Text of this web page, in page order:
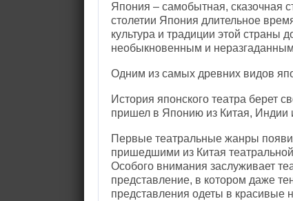
Япония – самобытная, сказочная
столетии Япония длительное
культура и традиции этой страны
необыкновенным и
Одним из самых древних видов
История японского театра берет
пришел в Японию из Китая, Индии
Первые театральные жанры
пришедшими из Китая
Особого внимания заслуживает
представление, в котором даже
представления одеты в